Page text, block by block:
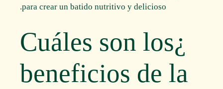
para crear un batido nutritivo y delicioso.
¿Cuáles son los
beneficios de la